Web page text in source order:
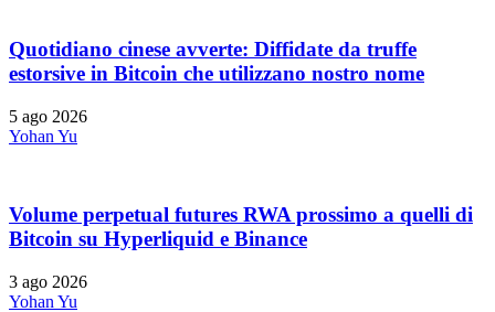
Quotidiano cinese avverte: Diffidate da truffe
estorsive in Bitcoin che utilizzano nostro nome
5 ago 2026
Yohan Yu
Volume perpetual futures RWA prossimo a quelli di
Bitcoin su Hyperliquid e Binance
3 ago 2026
Yohan Yu